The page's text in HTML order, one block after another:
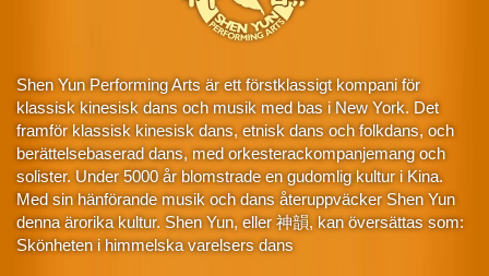
Shen Yun Performing Arts är ett förstklassigt kompani för
klassisk kinesisk dans och musik med bas i New York. Det
framför klassisk kinesisk dans, etnisk dans och folkdans, och
berättelsebaserad dans, med orkesterackompanjemang och
solister. Under 5000 år blomstrade en gudomlig kultur i Kina.
Med sin hänförande musik och dans återuppväcker Shen Yun
denna ärorika kultur. Shen Yun, eller 神韻, kan översättas som:
Skönheten i himmelska varelsers dans